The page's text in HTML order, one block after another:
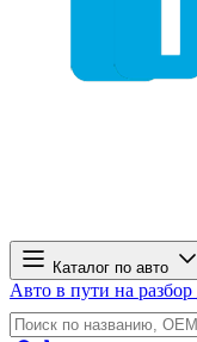
Каталог по авто
Авто в пути на разбор